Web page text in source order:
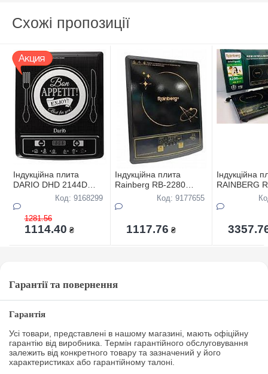
Схожі пропозиції
Iндукцiйна плита
DARIO DHD 2144D
2000Вт,склокерамiка
ТОР-ЦIНА
Код: 9168299
1281.56
1114.40 ₴
Iндукцiйна плита
Rainberg RB-2280
2800Вт,склокерамiка
Код: 9177655
1117.76 ₴
Iндукцiйна
RAINBERG
Гарантії та повернення
Гарантія
Усі товари, представлені в нашому магазині, мають офіційну
гарантію від виробника. Термін гарантійного обслуговування
залежить від конкретного товару та зазначений у його
характеристиках або гарантійному талоні.